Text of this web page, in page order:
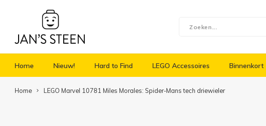
Home Nieuw! Hard to Find LEGO Accessoires Binnenkort
Home LEGO Marvel 10781 Miles Morales: Spider-Mans tech driewieler